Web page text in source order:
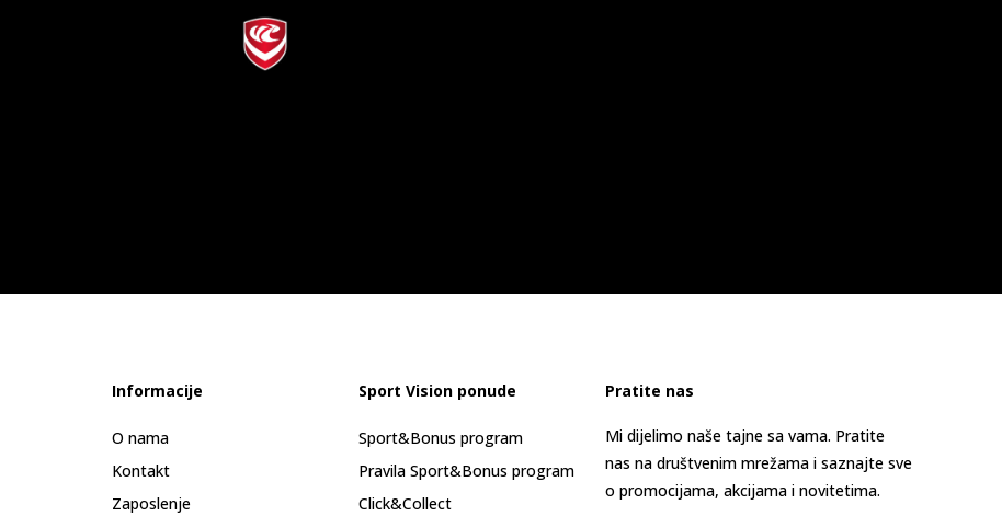
Informacije
O nama
Kontakt
Zaposlenje
Sport Vision ponude
Sport&Bonus program
Pravila Sport&Bonus program
Click&Collect
Pratite nas
Mi dijelimo naše tajne sa vama. Pratite
nas na društvenim mrežama i saznajte sve
o promocijama, akcijama i novitetima.